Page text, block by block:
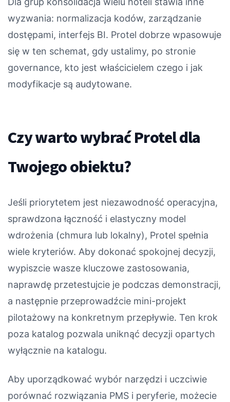
wyzwania: normalizacja kodów, zarządzanie
dostępami, interfejs BI. Protel dobrze wpasowuje
się w ten schemat, gdy ustalimy, po stronie
governance, kto jest właścicielem czego i jak
modyfikacje są audytowane.
Czy warto wybrać Protel dla
Twojego obiektu?
Jeśli priorytetem jest niezawodność operacyjna,
sprawdzona łączność i elastyczny model
wdrożenia (chmura lub lokalny), Protel spełnia
wiele kryteriów. Aby dokonać spokojnej decyzji,
wypiszcie wasze kluczowe zastosowania,
naprawdę przetestujcie je podczas demonstracji,
a następnie przeprowadźcie mini-projekt
pilotażowy na konkretnym przepływie. Ten krok
poza katalog pozwala uniknąć decyzji opartych
wyłącznie na katalogu.
Aby uporządkować wybór narzędzi i uczciwie
porównać rozwiązania PMS i peryferie, możecie